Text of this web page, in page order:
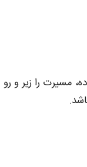
مسیرت را زیر و رو